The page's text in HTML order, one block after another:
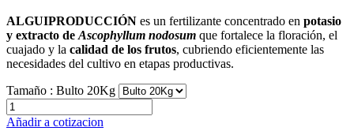
ALGUIPRODUCCIÓN es un fertilizante concentrado en potasio
y extracto de Ascophyllum nodosum que fortalece la floración, el
cuajado y la calidad de los frutos, cubriendo eficientemente las
necesidades del cultivo en etapas productivas.
Tamaño : Bulto 20Kg
Añadir a cotizacion